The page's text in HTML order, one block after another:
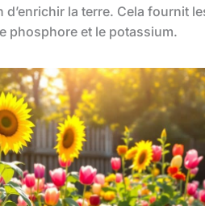
la terre. Cela fournit
phosphore et le potassium.